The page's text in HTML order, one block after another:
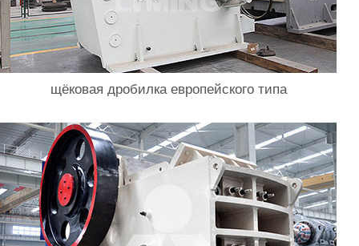
щёковая дробилка европейского типа